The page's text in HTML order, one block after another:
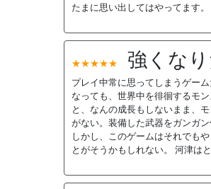
たまに思い出してはやってます。
★★★★★ 強くな
プレイ中常に思ってしまうゲー
なっても、世界中を徘徊するモ
と、なんの成長もしないまま、
がない。装備した武器をガンガ
しかし、このゲームはそれでも
とがそうかもしれない。 河津は